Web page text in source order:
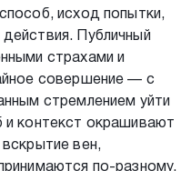
исход попытки,
Публичный
страхами и
совершение — с
стремлением уйти
и контекст окрашивают
вен,
по-разному.